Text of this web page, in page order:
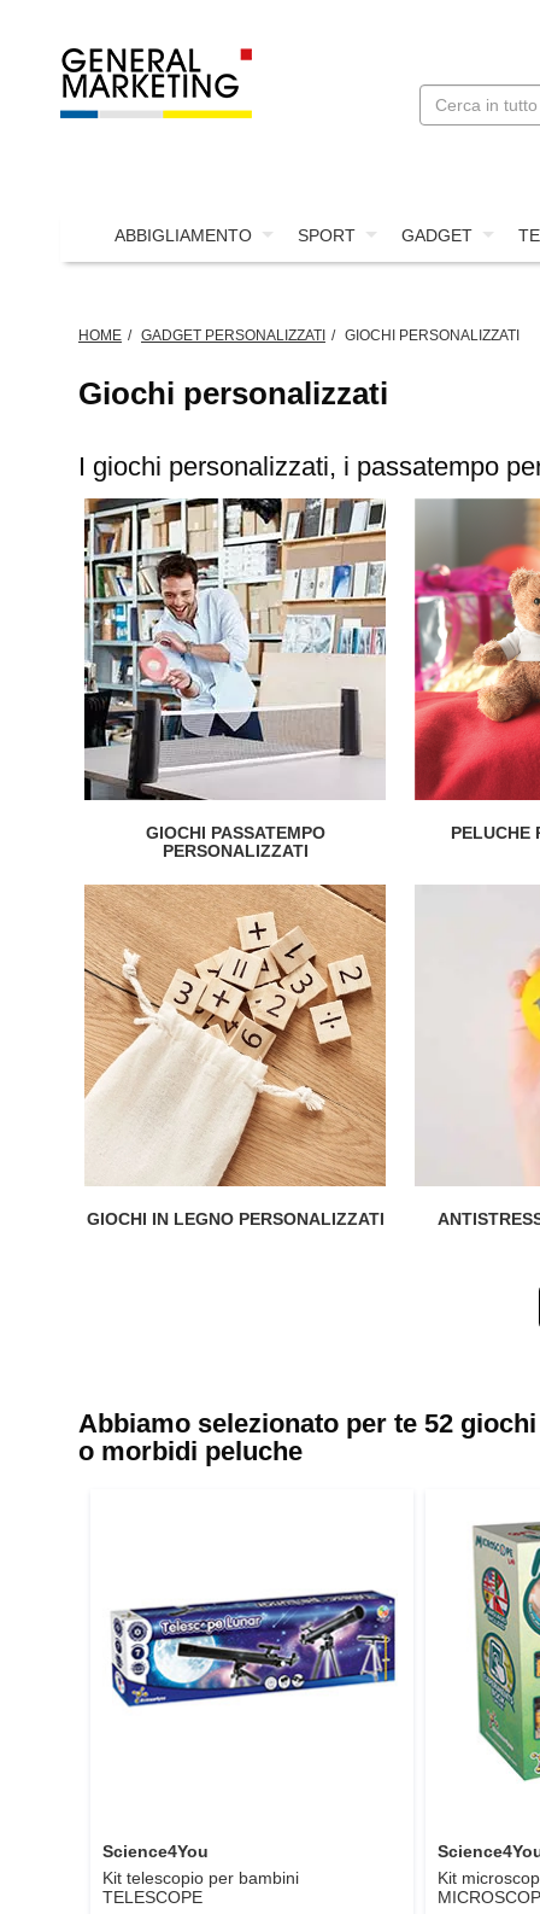
ABBIGLIAMENTO SPORT GADGET
HOME GADGET PERSONALIZZATI GIOCHI PERSONALIZZATI
Giochi personalizzati
I giochi personalizzati, i passatempo
GIOCHI PASSATEMPO
PERSONALIZZATI
PELUCHE
GIOCHI IN LEGNO PERSONALIZZATI
Abbiamo selezionato per te 52
o morbidi peluche
Science4You
Kit telescopio per bambini
TELESCOPE
Kit